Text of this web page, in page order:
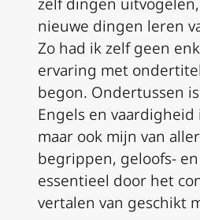
nieuwe dingen leren
Zo had ik zelf geen
ervaring met
begon. Ondertussen
Engels en
maar ook mijn van
begrippen, geloofs-
essentieel door het
vertalen van geschikt